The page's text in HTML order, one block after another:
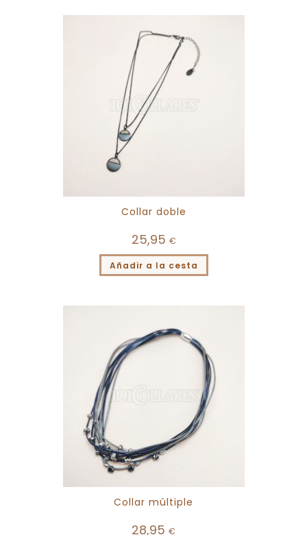
Collar doble
25,95 €
Añadir a la cesta
Collar múltiple
28,95 €